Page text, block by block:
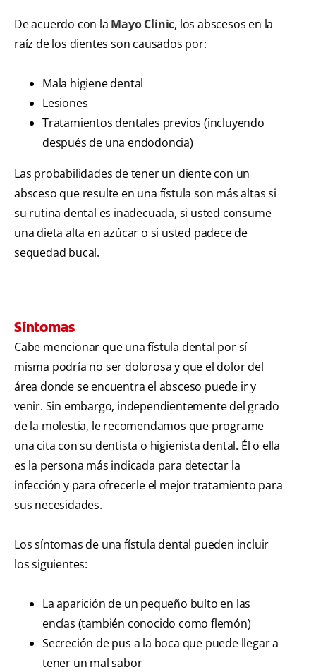
De acuerdo con la Mayo Clinic, los abscesos en la
raíz de los dientes son causados por:
Mala higiene dental
Lesiones
Tratamientos dentales previos (incluyendo
después de una endodoncia)
Las probabilidades de tener un diente con un
absceso que resulte en una fístula son más altas si
su rutina dental es inadecuada, si usted consume
una dieta alta en azúcar o si usted padece de
sequedad bucal.
Síntomas
Cabe mencionar que una fístula dental por sí
misma podría no ser dolorosa y que el dolor del
área donde se encuentra el absceso puede ir y
venir. Sin embargo, independientemente del grado
de la molestia, le recomendamos que programe
una cita con su dentista o higienista dental. Él o ella
es la persona más indicada para detectar la
infección y para ofrecerle el mejor tratamiento para
sus necesidades.
Los síntomas de una fístula dental pueden incluir
los siguientes:
La aparición de un pequeño bulto en las
encías (también conocido como flemón)
Secreción de pus a la boca que puede llegar a
tener un mal sabor